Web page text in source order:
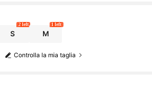
S
2 left
M
1 left
Controlla la mia taglia